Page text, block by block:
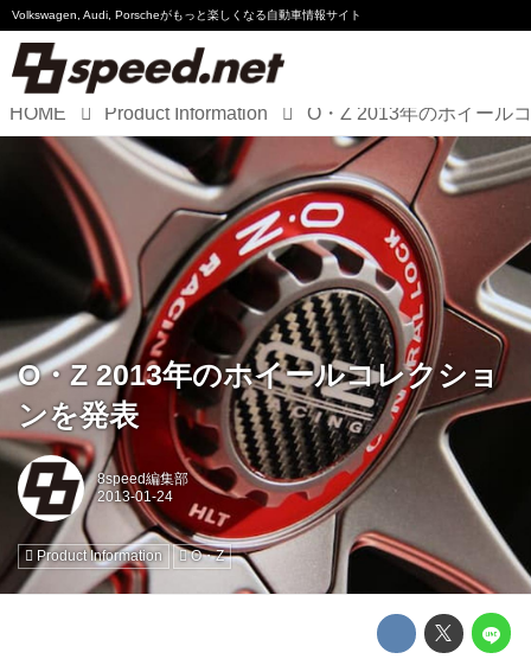
Volkswagen, Audi, Porscheがもっと楽しくなる自動車情報サイト
Volkswagen
Audi
Porsche
Motorsport
Essay
HOME Product Information
O・Z 2013年のホイールコレクショ
ンを発表
8speed編集部
Product Information O・Z